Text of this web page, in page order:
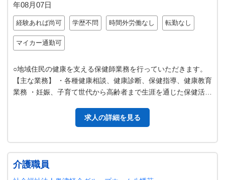
年08月07日
経験あれば尚可 学歴不問 時間外労働なし 転勤なし
マイカー通勤可
○地域住民の健康を支える保健師業務を行っていただきます。
【主な業務】 ・各種健康相談、健康診断、保健指導、健康教育
業務 ・妊娠、子育て世代から高齢者まで生涯を通じた保健活動
求人の詳細を見る
介護職員